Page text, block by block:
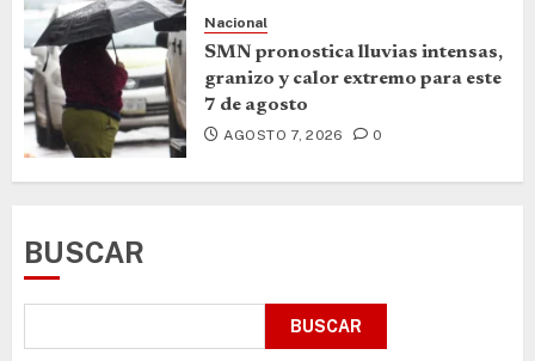
Nacional
SMN pronostica lluvias intensas,
granizo y calor extremo para este
7 de agosto
AGOSTO 7, 2026 0
BUSCAR
BUSCAR